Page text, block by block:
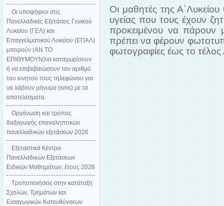
Οι μαθητές της
υγείας που τους έχουν
προκειμένου να πάρουν
πρέπει να φέρουν
φωτογραφίες έως το τέλος
Οι υποψήφιοι στις
Πανελλαδικές Εξετάσεις Γενικού
Λυκείου (ΓΕΛ) και
Επαγγελματικού Λυκείου (ΕΠΑΛ)
μπορούν (ΑΝ ΤΟ
ΕΠΙΘΥΜΟΥΝ)να καταχωρίσουν
ή να επιβεβαιώσουν τον αριθμό
του κινητού τους τηλεφώνου για
να λάβουν μήνυμα (sms) με τα
αποτελέσματα.
Οργάνωση και τρόπος
διεξαγωγής επαναληπτικών
πανελλαδικών εξετάσεων 2026
Εξεταστικά Κέντρα
Πανελλαδικών Εξετάσεων
Ειδικών Μαθημάτων, έτους 2026
Τροποποιήσεις στην κατάταξη
Σχολών, Τμημάτων και
Εισαγωγικών Κατευθύνσεων